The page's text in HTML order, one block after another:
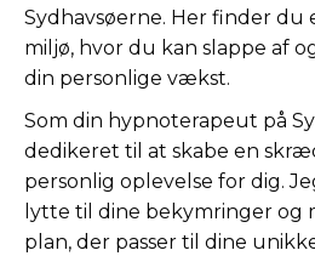
Sydhavsøerne. Her finder
miljø, hvor du kan slappe af
din personlige vækst.
Som din hypnoterapeut på
dedikeret til at skabe en
personlig oplevelse for dig.
lytte til dine bekymringer og
plan, der passer til dine